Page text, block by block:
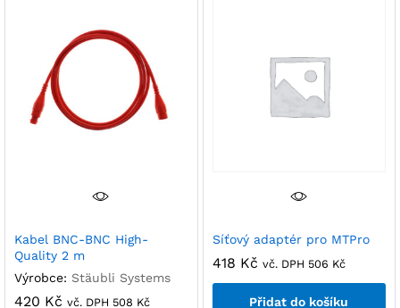
Kabel BNC-BNC High-
Quality 2 m
Výrobce: Stäubli Systems
420 Kč vč. DPH 508 Kč
Síťový adaptér pro MTPro
418 Kč vč. DPH 506 Kč
Přidat do košíku